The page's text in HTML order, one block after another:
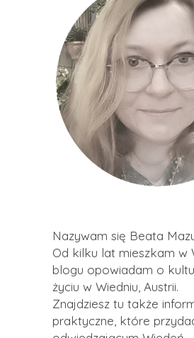
Nazywam się Beata
Od kilku lat mieszkam w
blogu opowiadam o
życiu w Wiedniu, Austrii.
Znajdziesz tu także
praktyczne, które